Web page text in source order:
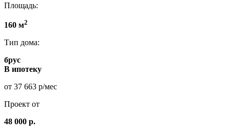
Площадь:
160 м2
Тип дома:
брус
В ипотеку
от 37 663 р/мес
Проект от
48 000 р.